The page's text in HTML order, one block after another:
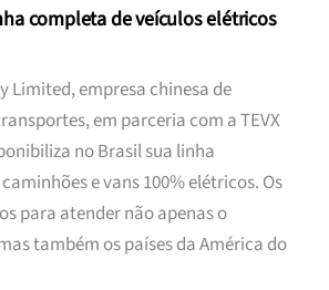
completa de veículos elétricos
Limited, empresa chinesa de
em parceria com a TEVX
no Brasil sua linha
e vans 100% elétricos. Os
para atender não apenas o
também os países da América do